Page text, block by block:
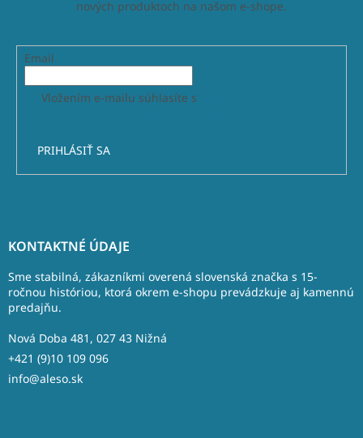
nových produktoch na našom e-shope.
Email
Vložením e-mailu súhlasíte s
PRIHLÁSIŤ SA
KONTAKTNÉ ÚDAJE
Sme stabilná, zákazníkmi overená slovenská značka s 15-
ročnou históriou, ktorá okrem e-shopu prevádzkuje aj kamennú
predajňu.
Nová Doba 481, 027 43 Nižná
+421 (9)10 109 096
info@aleso.sk